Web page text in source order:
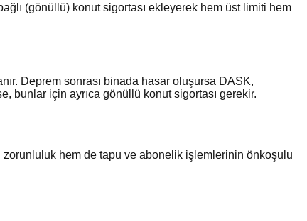
(gönüllü) konut sigortası ekleyerek hem üst limiti hem
Deprem sonrası binada hasar oluşursa DASK,
bunlar için ayrıca gönüllü konut sigortası gerekir.
zorunluluk hem de tapu ve abonelik işlemlerinin önkoşulu